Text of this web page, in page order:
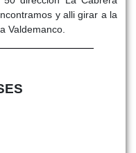
y alli girar a la
Valdemanco.